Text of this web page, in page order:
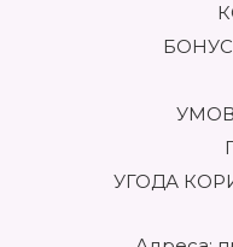
УГОДА